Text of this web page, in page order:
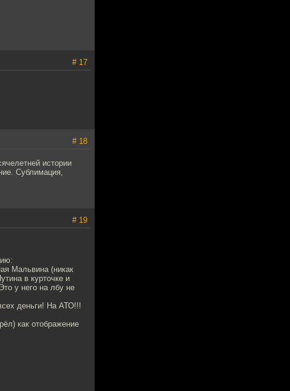
# 17
# 18
истории
Сублимация,
# 19
Мальвина (никак
в курточке и
у него на лбу не
деньги! На АТО!!!
как отображение